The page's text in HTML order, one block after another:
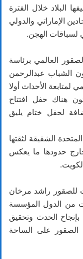
البلاد خلال الفترة
الإماراتي والدولي
لسباقات الهجن.
العالمي برئاسة
الشباب عبدالرحمن
لمتابعة الأحداث أولا
هناك حفل افتتاح
لحفل ختام يليق
الشقيقة لثقتها
حدودها ما يعكس
للصقور راشد مرخان
من الدول المؤسسة
الحدث وتحقيق
الصقور على الساحة